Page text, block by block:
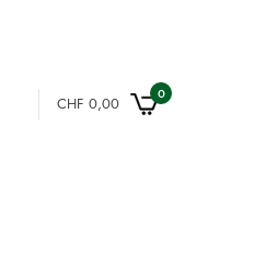
CHF 0,00
0